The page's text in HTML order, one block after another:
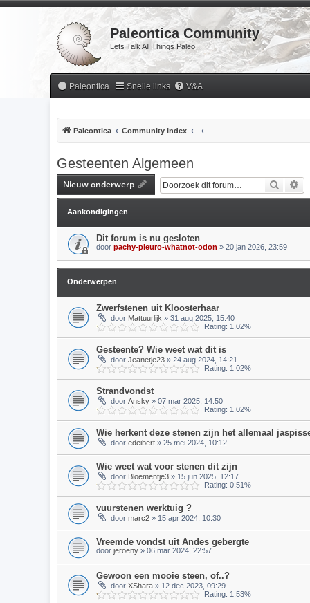
Paleontica Community
Lets Talk All Things Paleo
Paleontica Snelle links V&A
Paleontica Community Index
Gesteenten Algemeen
Nieuw onderwerp Zoek
Aankondigingen
Dit forum is nu gesloten
door pachy-pleuro-whatnot-odon » 20 jan 2026, 23:59
Onderwerpen
Zwerfstenen uit Kloosterhaar
door Mattuurlijk » 31 aug 2025, 15:40
Rating: 1.02%
Gesteente? Wie weet wat dit is
door Jeanetje23 » 24 aug 2024, 14:21
Rating: 1.02%
Strandvondst
door Ansky » 07 mar 2025, 14:50
Rating: 1.02%
Wie herkent deze stenen zijn het allemaal
door edeibert » 25 mei 2024, 10:12
Wie weet wat voor stenen dit zijn
door Bloementje3 » 15 jun 2025, 12:17
Rating: 0.51%
vuurstenen werktuig ?
door marc2 » 15 apr 2024, 10:30
Vreemde vondst uit Andes gebergte
door jeroeny » 06 mar 2024, 22:57
Gewoon een mooie steen, of..?
door XShara » 12 dec 2023, 09:29
Rating: 1.53%